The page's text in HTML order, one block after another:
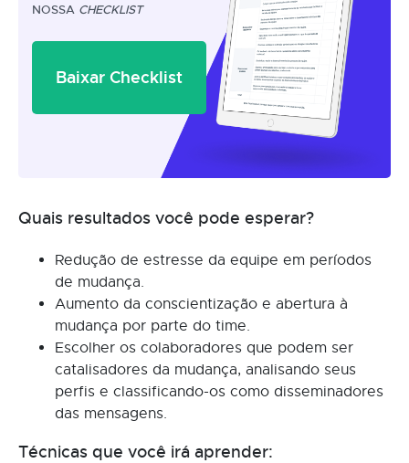
NOSSA CHECKLIST
Baixar Checklist
Quais resultados você pode esperar?
Redução de estresse da equipe em períodos
de mudança.
Aumento da conscientização e abertura à
mudança por parte do time.
Escolher os colaboradores que podem ser
catalisadores da mudança, analisando seus
perfis e classificando-os como disseminadores
das mensagens.
Técnicas que você irá aprender: